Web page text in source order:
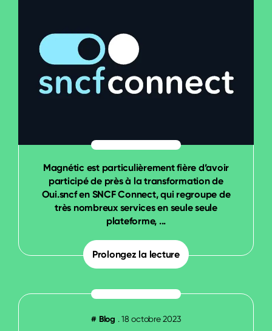
Magnétic est particulièrement fière d’avoir
participé de près à la transformation de
Oui.sncf en SNCF Connect, qui regroupe de
très nombreux services en seule seule
plateforme, ...
Prolongez la lecture
# Blog .18 octobre 2023